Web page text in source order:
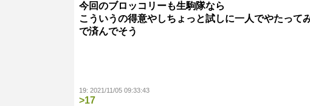
今回のブロッコリーも生駒隊なら
こういうの得意やしちょっと試しに一人でやたって
で済んでそう
19: 2021/11/05 09:33:43
>17